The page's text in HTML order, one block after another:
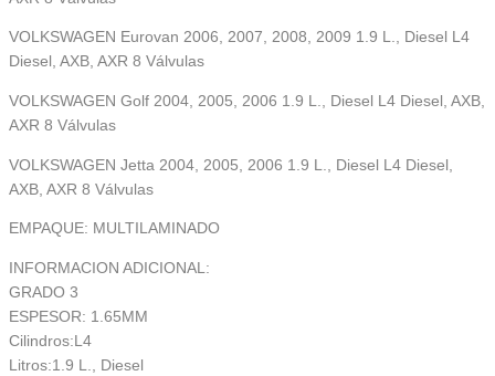
VOLKSWAGEN Eurovan 2006, 2007, 2008, 2009 1.9 L., Diesel L4
Diesel, AXB, AXR 8 Válvulas
VOLKSWAGEN Golf 2004, 2005, 2006 1.9 L., Diesel L4 Diesel, AXB,
AXR 8 Válvulas
VOLKSWAGEN Jetta 2004, 2005, 2006 1.9 L., Diesel L4 Diesel,
AXB, AXR 8 Válvulas
EMPAQUE: MULTILAMINADO
INFORMACION ADICIONAL:
GRADO 3
ESPESOR: 1.65MM
Cilindros:L4
Litros:1.9 L., Diesel